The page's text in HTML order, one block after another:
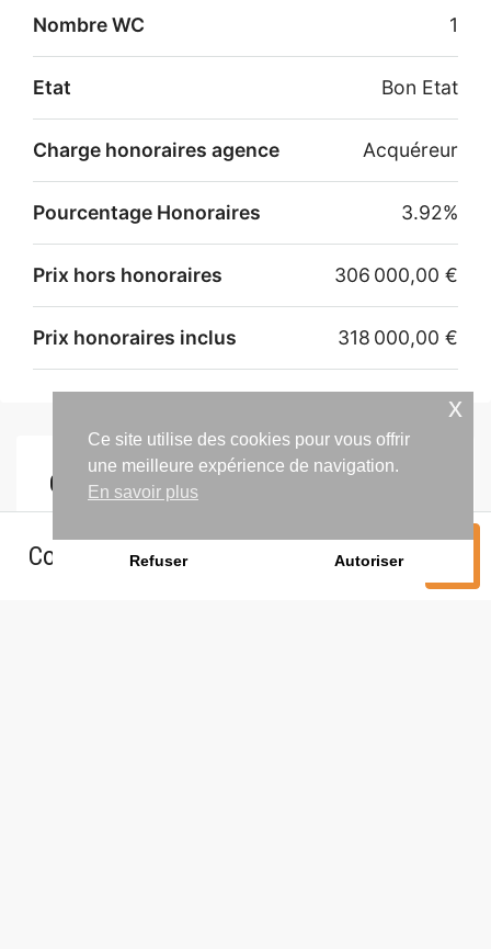
Nombre WC 1
Etat Bon Etat
Charge honoraires agence Acquéreur
Pourcentage Honoraires 3.92%
Prix hors honoraires 306 000,00 €
Prix honoraires inclus 318 000,00 €
Contacter l'agence
Contacter l'agence
Ce site utilise des cookies pour vous offrir
une meilleure expérience de navigation.
En savoir plus
Refuser Autoriser
x